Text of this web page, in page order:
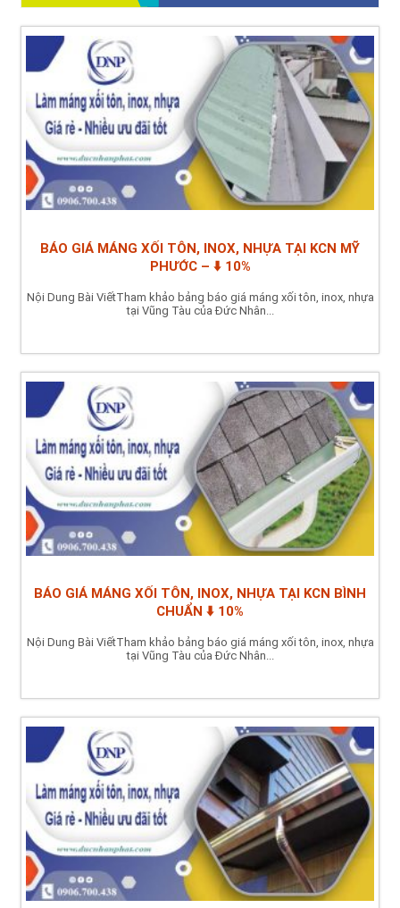
BÁO GIÁ MÁNG XỐI TÔN, INOX, NHỰA TẠI KCN MỸ
PHƯỚC – ⬇️ 10%
Nội Dung Bài ViếtTham khảo bảng báo giá máng xối tôn, inox, nhựa
tại Vũng Tàu của Đức Nhân...
BÁO GIÁ MÁNG XỐI TÔN, INOX, NHỰA TẠI KCN BÌNH
CHUẨN ⬇️ 10%
Nội Dung Bài ViếtTham khảo bảng báo giá máng xối tôn, inox, nhựa
tại Vũng Tàu của Đức Nhân...